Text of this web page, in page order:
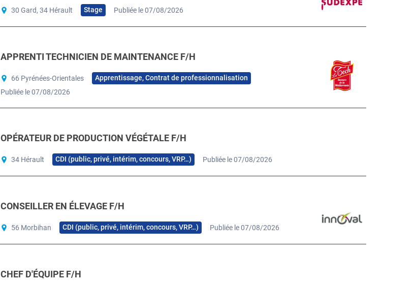
30 Gard, 34 Hérault Stage Publiée le 07/08/2026
APPRENTI TECHNICIEN DE MAINTENANCE F/H
66 Pyrénées-Orientales
Apprentissage, Contrat de professionnalisation
Publiée le 07/08/2026
OPÉRATEUR DE PRODUCTION VÉGÉTALE F/H
34 Hérault CDI (public, privé, intérim, concours, VRP…) Publiée le 07/08/2026
CONSEILLER EN ÉLEVAGE F/H
56 Morbihan CDI (public, privé, intérim, concours, VRP…) Publiée le 07/08/2026
CHEF D'ÉQUIPE F/H